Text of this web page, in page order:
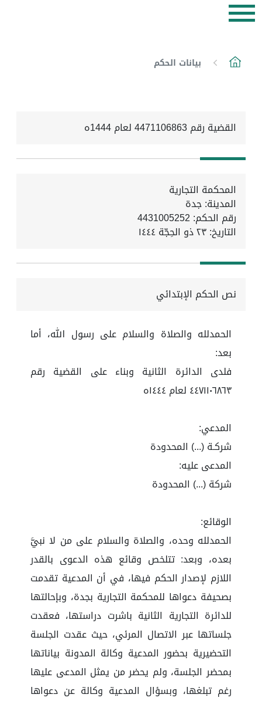
بيانات الحكم
القضية رقم 4471106863 لعام 1444ه
المحكمة التجارية
المدينة: جدة
رقم الحكم: 4431005252
التاريخ:٢٣ ذو الحِجّة ١٤٤٤
نص الحكم الإبتدائي
الحمدلله والصلاة والسلام على رسول الله، أما
بعد:
فلدى الدائرة الثانية وبناء على القضية رقم
٤٤٧١١٠٦٨٦٣ لعام ١٤٤٤ه
المدعي:
شركـة (...) المحدودة
المدعى عليه:
شركة (...) المحدودة
الوقائع:
الحمدلله وحده، والصلاة والسلام على من لا نبيَّ
بعده، وبعد: تتلخص وقائع هذه الدعوى بالقدر
اللازم لإصدار الحكم فيها، في أن المدعية تقدمت
بصحيفة دعواها للمحكمة التجارية بجدة، وبإحالتها
للدائرة التجارية الثانية باشرت دراستها، فعقدت
جلساتها عبر الاتصال المرئي، حيث عقدت الجلسة
التحضيرية بحضور المدعية وكالة المدونة بياناتها
بمحضر الجلسة، ولم يحضر من يمثل المدعى عليها
رغم تبلغها، وبسؤال المدعية وكالة عن دعواها